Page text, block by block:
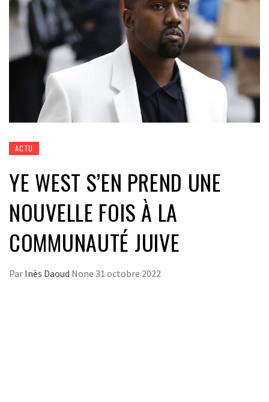
ACTU
YE WEST S’EN PREND UNE
NOUVELLE FOIS À LA
COMMUNAUTÉ JUIVE
Par Inès Daoud None 31 octobre 2022